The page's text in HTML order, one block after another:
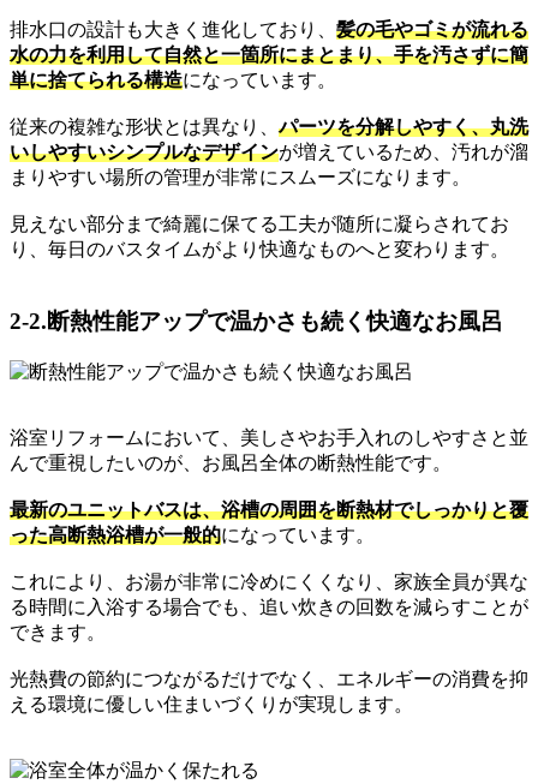
排水口の設計も大きく進化しており、 髪の毛やゴミが流れる
水の力を利用して自然と一箇所にまとまり、手を汚さずに簡
単に捨てられる構造になっています。
従来の複雑な形状とは異なり、パーツを分解しやすく、丸洗
いしやすいシンプルなデザインが増えているため、汚れが溜
まりやすい場所の管理が非常にスムーズになります。
見えない部分まで綺麗に保てる工夫が随所に凝らされてお
り、毎日のバスタイムがより快適なものへと変わります。
2-2.断熱性能アップで温かさも続く快適なお風呂
浴室リフォームにおいて、美しさやお手入れのしやすさと並
んで重視したいのが、お風呂全体の断熱性能です。
最新のユニットバスは、浴槽の周囲を断熱材でしっかりと覆
った高断熱浴槽が一般的になっています。
これにより、お湯が非常に冷めにくくなり、家族全員が異な
る時間に入浴する場合でも、追い炊きの回数を減らすことが
できます。
光熱費の節約につながるだけでなく、エネルギーの消費を抑
える環境に優しい住まいづくりが実現します。